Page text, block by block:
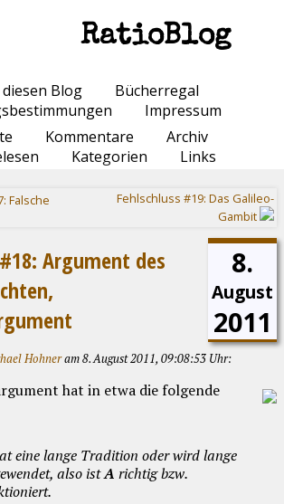
RatioBlog
Blog
Bücherregal
Impressum
Kommentare
Archiv
Kategorien Links
Falsche
Fehlschluss #19: Das Galileo-
Gambit
8.
August
2011
Argument des
Hohneram 8. August 2011, 09:08:53 Uhr:
hat in etwa die folgende
eine lange Tradition oder wird lange
also istA richtig bzw.